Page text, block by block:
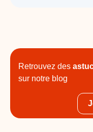
Retrouvez des
sur notre blog